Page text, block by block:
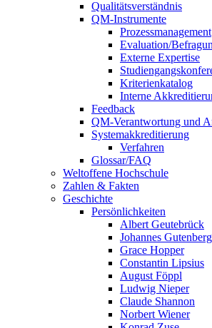
Qualitätsverständnis
QM-Instrumente
Prozessmanagement
Evaluation/
Externe Expertise
Kriterienkatalog
Interne
Feedback
QM-Verantwortung und
Systemakkreditierung
Verfahren
Glossar/FAQ
Weltoffene Hochschule
Zahlen & Fakten
Geschichte
Persönlichkeiten
Albert Geutebrück
Johannes Gutenberg
Grace Hopper
Constantin Lipsius
August Föppl
Ludwig Nieper
Claude Shannon
Norbert Wiener